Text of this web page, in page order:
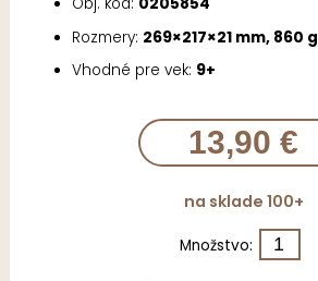
Rozmery: 269×217×21 mm, 860 g
Vhodné pre vek: 9+
13,90 €
na sklade 100+
Množstvo: